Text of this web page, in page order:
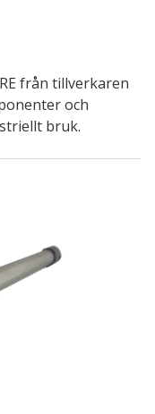
från tillverkaren
och
bruk.